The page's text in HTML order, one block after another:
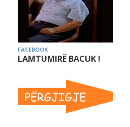
FACEBOOK
LAMTUMIRË BACUK !